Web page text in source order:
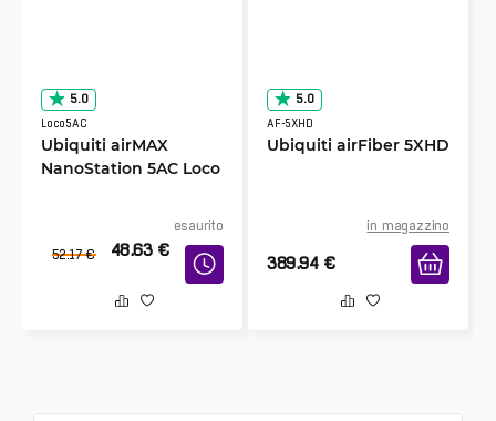
5.0
Loco5AC
Ubiquiti airMAX
NanoStation 5AC Loco
esaurito
52.17 € 48.63 €
5.0
AF-5XHD
Ubiquiti airFiber 5XHD
in magazzino
389.94 €